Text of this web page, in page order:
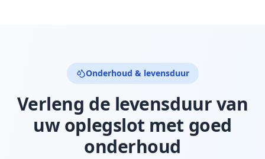
Onderhoud & levensduur
Verleng de levensduur van
uw oplegslot met goed
onderhoud